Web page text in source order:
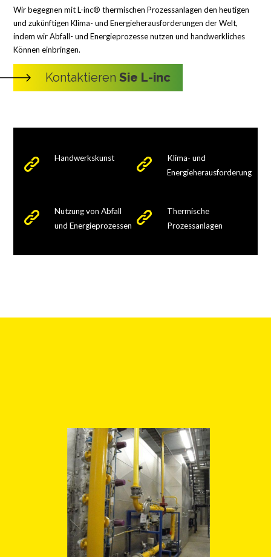
Wir begegnen mit L-inc® thermischen Prozessanlagen den heutigen
und zukünftigen Klima- und Energieherausforderungen der Welt,
indem wir Abfall- und Energieprozesse nutzen und handwerkliches
Können einbringen.
Kontaktieren Sie L-inc
Handwerkskunst
Klima- und
Energieherausforderung
Nutzung von Abfall
und Energieprozessen
Thermische
Prozessanlagen